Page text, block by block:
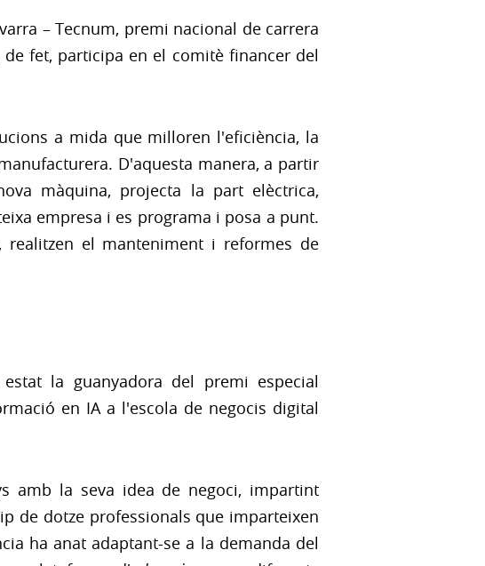
– Tecnum, premi nacional de carrera
fet, participa en el comitè financer del
a mida que milloren l'eficiència, la
D'aquesta manera, a partir
màquina, projecta la part elèctrica,
empresa i es programa i posa a punt.
realitzen el manteniment i reformes de
la guanyadora del premi especial
en IA a l'escola de negocis digital
amb la seva idea de negoci, impartint
de dotze professionals que imparteixen
ha anat adaptant-se a la demanda del